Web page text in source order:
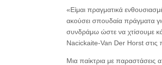
«Είμαι πραγματικά
ακούσει σπουδαία πράγματα
συνδράμω ώστε να χτίσουμε
Nacickaite-Van Der Horst στις
Μια παίκτρια με